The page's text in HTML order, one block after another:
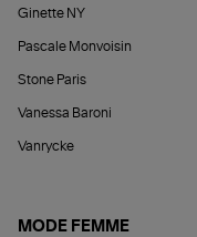
Ginette NY
Pascale Monvoisin
Stone Paris
Vanessa Baroni
Vanrycke
MODE FEMME